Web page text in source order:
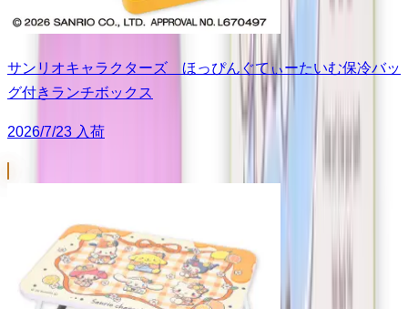
サンリオキャラクターズ ほっぴんぐてぃーたいむ保冷バッ
グ付きランチボックス
2026/7/23 入荷